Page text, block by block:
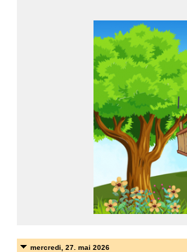
mercredi, 27. mai 2026